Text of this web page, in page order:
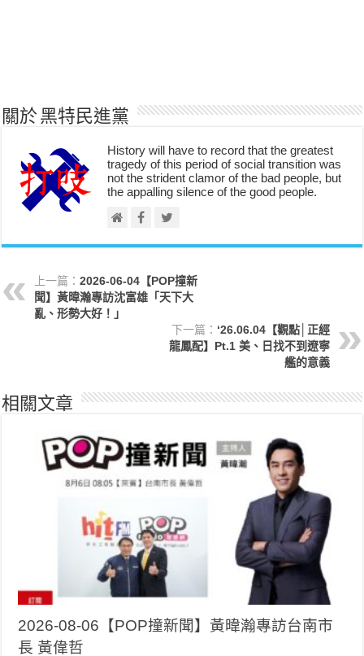
關於 黑特民進黨
History will have to record that the greatest
tragedy of this period of social transition was
not the strident clamor of the bad people, but
the appalling silence of the good people.
上一篇：2026-06-04【POP撞新
聞】黃暐瀚專訪沈富雄「天下大
亂、形勢大好！」
下一篇： ‘26.06.04【觀點│正經
龍鳳配】Pt.1 美、日找不到遼寧
艦的意義
相關文章
2026-08-06【POP撞新聞】黃暐瀚專訪台南市
長 黃偉哲